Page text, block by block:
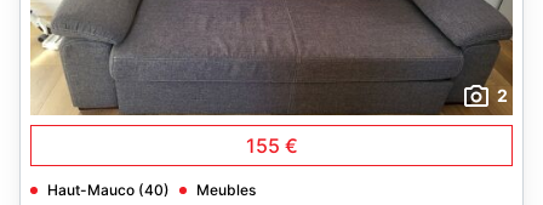
2
155 €
Haut-Mauco (40) Meubles